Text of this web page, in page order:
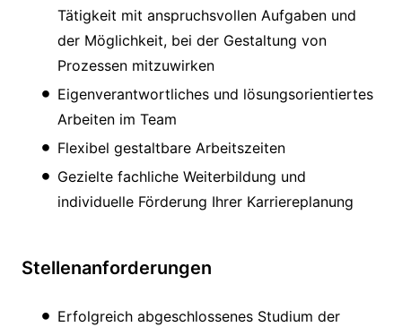
Tätigkeit mit anspruchsvollen Aufgaben und
der Möglichkeit, bei der Gestaltung von
Prozessen mitzuwirken
Eigenverantwortliches und lösungsorientiertes
Arbeiten im Team
Flexibel gestaltbare Arbeitszeiten
Gezielte fachliche Weiterbildung und
individuelle Förderung Ihrer Karriereplanung
Stellenanforderungen
Erfolgreich abgeschlossenes Studium der